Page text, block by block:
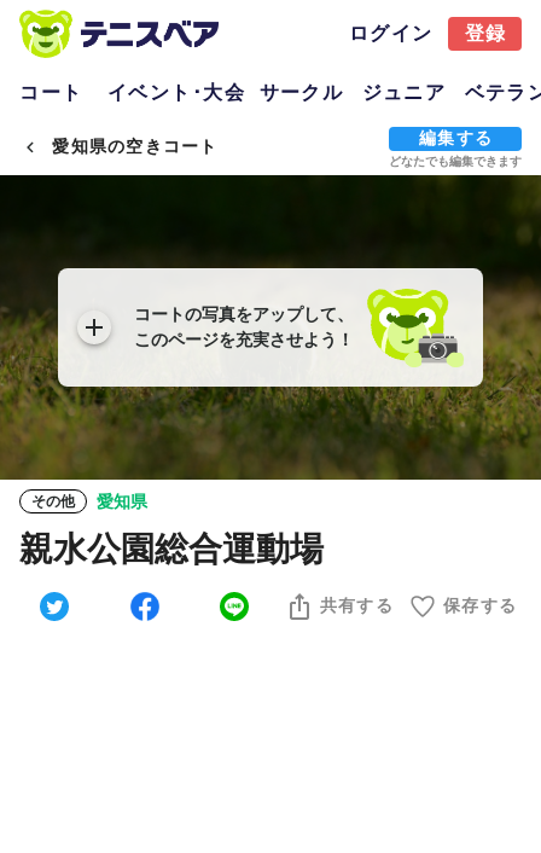
ログイン 登録
コート イベント･大会 サークル ジュニア ベテラ
愛知県の空きコート 編集する
どなたでも編集できます
コートの写真をアップして、
このページを充実させよう！
その他 愛知県
親水公園総合運動場
共有する 保存する